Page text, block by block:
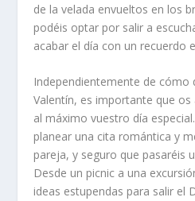
de la velada envueltos en los
podéis optar por salir a
acabar el día con un recuerdo
Independientemente de cómo
Valentín, es importante que
al máximo vuestro día
planear una cita romántica y
pareja, y seguro que pasaréis
Desde un picnic a una
ideas estupendas para salir el